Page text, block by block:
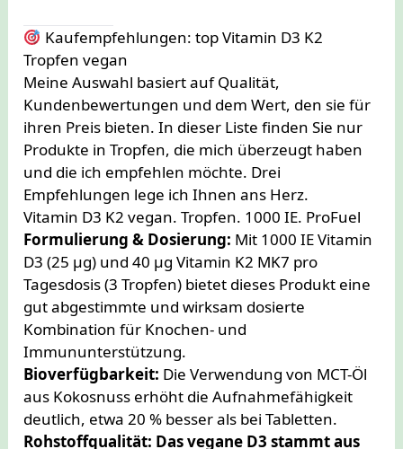
Kaufempfehlungen: top Vitamin D3 K2
Tropfen vegan
Meine Auswahl basiert auf Qualität,
Kundenbewertungen und dem Wert, den sie für
ihren Preis bieten. In dieser Liste finden Sie nur
Produkte in Tropfen, die mich überzeugt haben
und die ich empfehlen möchte. Drei
Empfehlungen lege ich Ihnen ans Herz.
Vitamin D3 K2 vegan. Tropfen. 1000 IE. ProFuel
Formulierung & Dosierung: Mit 1000 IE Vitamin
D3 (25 µg) und 40 µg Vitamin K2 MK7 pro
Tagesdosis (3 Tropfen) bietet dieses Produkt eine
gut abgestimmte und wirksam dosierte
Kombination für Knochen- und
Immununterstützung.
Bioverfügbarkeit: Die Verwendung von MCT-Öl
aus Kokosnuss erhöht die Aufnahmefähigkeit
deutlich, etwa 20 % besser als bei Tabletten.
Rohstoffqualität: Das vegane D3 stammt aus